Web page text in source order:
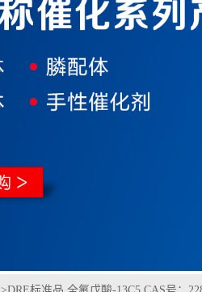
>DRE标准品 全氟戊酸-13C5 CAS号：